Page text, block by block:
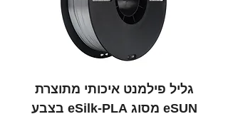
גליל פילמנט איכותי מתוצרת
eSUN מסוג eSilk-PLA בצבע